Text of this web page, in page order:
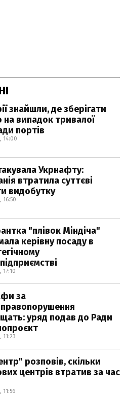
знайшли, де зберігати
на випадок тривалої
портів
14:00
Укрнафту:
втратила суттєві
видобутку
16:50
"плівок Міндіча"
керівну посаду в
17:10
за
уряд подав до Ради
11:23
розповів, скільки
центрів втратив за час
11:56